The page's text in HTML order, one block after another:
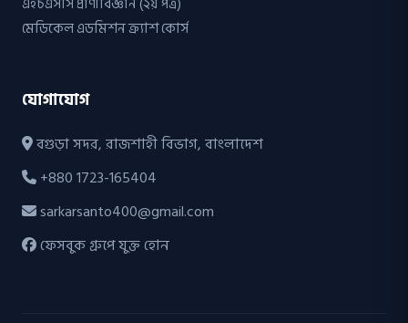
মেডিকেল এডমিশন ক্র্যাশ কোর্স
যোগাযোগ
বগুড়া সদর, রাজশাহী বিভাগ, বাংলাদেশ
+880 1723-165404
sarkarsanto400@gmail.com
ফেসবুক গ্রুপে যুক্ত হোন